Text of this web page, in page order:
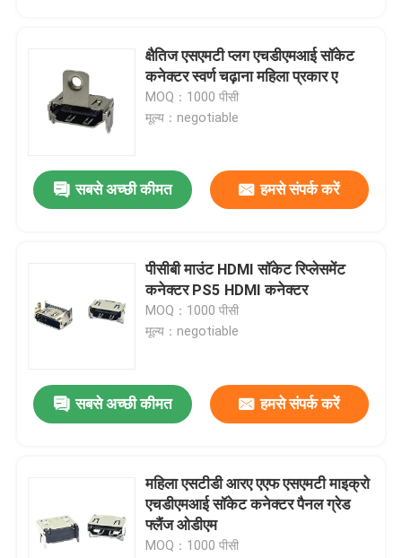
क्षैतिज एसएमटी प्लग एचडीएमआई सॉकेट
कनेक्टर स्वर्ण चढ़ाना महिला प्रकार ए
MOQ：1000 पीसी
मूल्य：negotiable
सबसे अच्छी कीमत हमसे संपर्क करें
पीसीबी माउंट HDMI सॉकेट रिप्लेसमेंट
कनेक्टर PS5 HDMI कनेक्टर
MOQ：1000 पीसी
मूल्य：negotiable
सबसे अच्छी कीमत हमसे संपर्क करें
महिला एसटीडी आरए एएफ एसएमटी माइक्रो
एचडीएमआई सॉकेट कनेक्टर पैनल ग्रेड
फ्लैंज ओडीएम
MOQ：1000 पीसी